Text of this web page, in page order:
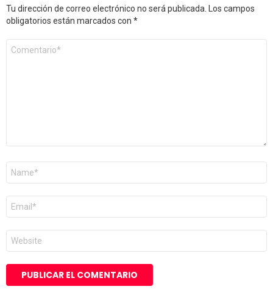
Tu dirección de correo electrónico no será publicada.
Los campos
obligatorios están marcados con *
Comentario
Nombre
Correo
electrónico
*
Web